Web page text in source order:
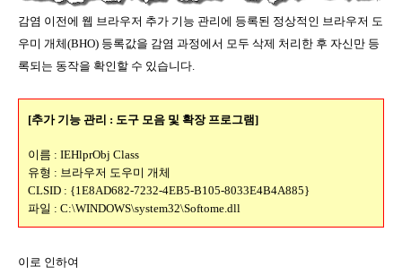
감염 이전에 웹 브라우저 추가 기능 관리에 등록된 정상적인 브라우저 도
우미 개체(BHO) 등록값을 감염 과정에서 모두 삭제 처리한 후 자신만 등
록되는 동작을 확인할 수 있습니다.
[추가 기능 관리 : 도구 모음 및 확장 프로그램]
이름 : IEHlprObj Class
유형 : 브라우저 도우미 개체
CLSID : {1E8AD682-7232-4EB5-B105-8033E4B4A885}
파일 : C:\WINDOWS\system32\Softome.dll
이로 인하여